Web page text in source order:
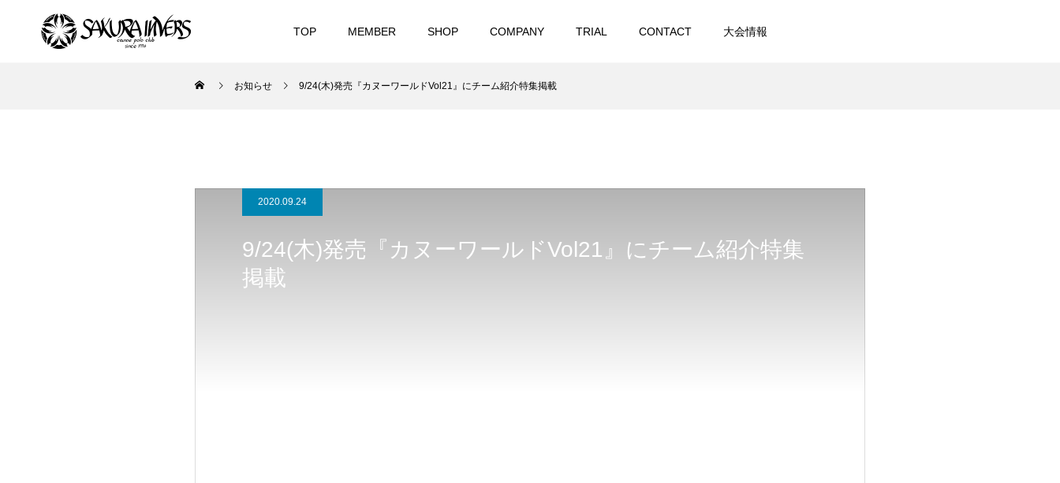
TOP MEMBER SHOP COMPANY TRIAL CONTACT 大会情報
お知らせ 9/24(木)発売『カヌーワールドVol21』にチーム紹介特集掲載
2020.09.24
9/24(木)発売『カヌーワールドVol21』にチーム紹介特集
掲載